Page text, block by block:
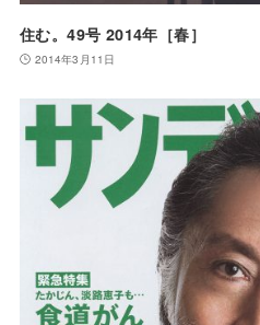
住む。49号 2014年［春］
2014年3月11日